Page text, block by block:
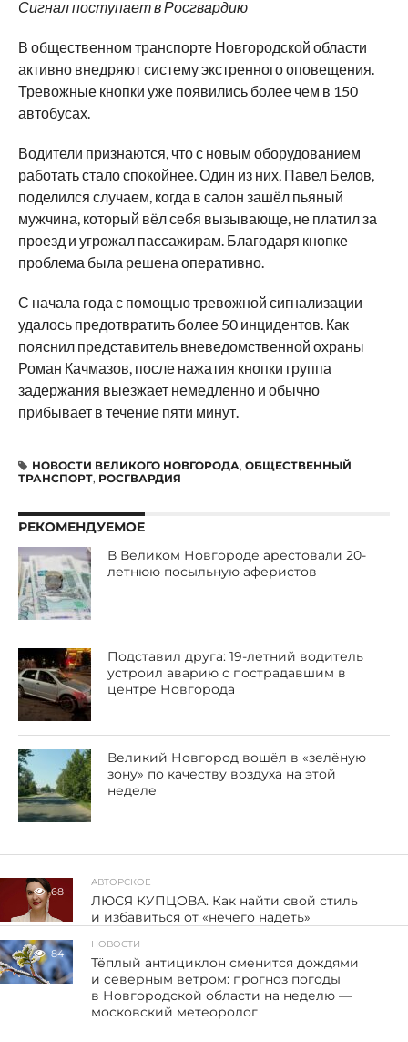
Сигнал поступает в Росгвардию
В общественном транспорте Новгородской области
активно внедряют систему экстренного оповещения.
Тревожные кнопки уже появились более чем в 150
автобусах.
Водители признаются, что с новым оборудованием
работать стало спокойнее. Один из них, Павел Белов,
поделился случаем, когда в салон зашёл пьяный
мужчина, который вёл себя вызывающе, не платил за
проезд и угрожал пассажирам. Благодаря кнопке
проблема была решена оперативно.
С начала года с помощью тревожной сигнализации
удалось предотвратить более 50 инцидентов. Как
пояснил представитель вневедомственной охраны
Роман Качмазов, после нажатия кнопки группа
задержания выезжает немедленно и обычно
прибывает в течение пяти минут.
НОВОСТИ ВЕЛИКОГО НОВГОРОДА, ОБЩЕСТВЕННЫЙ
ТРАНСПОРТ, РОСГВАРДИЯ
РЕКОМЕНДУЕМОЕ
В Великом Новгороде арестовали 20-
летнюю посыльную аферистов
Подставил друга: 19-летний водитель
устроил аварию с пострадавшим в
центре Новгорода
Великий Новгород вошёл в «зелёную
зону» по качеству воздуха на этой
неделе
68
АВТОРСКОЕ
ЛЮСЯ КУПЦОВА. Как найти свой стиль
и избавиться от «нечего надеть»
84
НОВОСТИ
Тёплый антициклон сменится дождями
и северным ветром: прогноз погоды
в Новгородской области на неделю —
московский метеоролог